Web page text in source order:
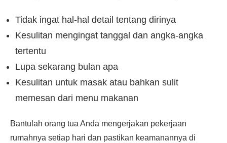
Tidak ingat hal-hal detail tentang dirinya
Kesulitan mengingat tanggal dan angka-angka
tertentu
Lupa sekarang bulan apa
Kesulitan untuk masak atau bahkan sulit
memesan dari menu makanan
Bantulah orang tua Anda mengerjakan pekerjaan
rumahnya setiap hari dan pastikan keamanannya di